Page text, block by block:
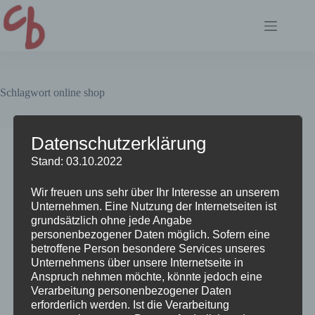
Zum
Inhalt
springen
Schlagwort online shop
Allgemein ,Online Shops
Datenschutzerklärung
Stand: 03.10.2022
Wir freuen uns sehr über Ihr Interesse an unserem
Unternehmen. Eine Nutzung der Internetseiten ist
grundsätzlich ohne jede Angabe
personenbezogener Daten möglich. Sofern eine
betroffene Person besondere Services unseres
Unternehmens über unsere Internetseite in
Anspruch nehmen möchte, könnte jedoch eine
Verarbeitung personenbezogener Daten
erforderlich werden. Ist die Verarbeitung